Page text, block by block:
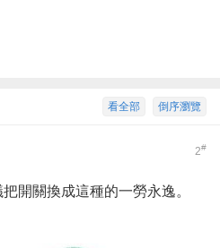
倒序瀏覽
看全部
2#
開關換成這種的一勞永逸。